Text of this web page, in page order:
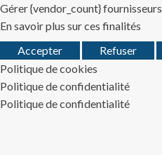
Gérer {vendor_count} fournisseurs
En savoir plus sur ces finalités
Accepter
Refuser
Politique de cookies
Politique de confidentialité
Politique de confidentialité